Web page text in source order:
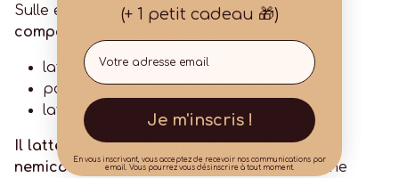
Sulle etichette degli alimenti,Il lattosio può
comparire con nomi diversi:
latte, latte in polvere, siero di latte,
panna, burro, siero di latte, lattulosio,
lattoalbumina, lattoglobulina...
Il latte in polvere è senza dubbio il peggior
nemico degli intolleranti al lattosio.Contiene
(+ 1 petit cadeau 🎁)
Email
Je m'inscris !
En vous inscrivant, vous acceptez de recevoir nos communications par
email. Vous pourrez vous désinscrire à tout moment.